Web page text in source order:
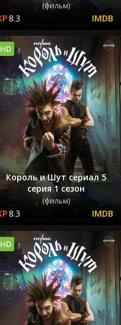
(фильм)
8.3
Король и Шут сериал 5
серия 1 сезон
(фильм)
8.3
HD
HD